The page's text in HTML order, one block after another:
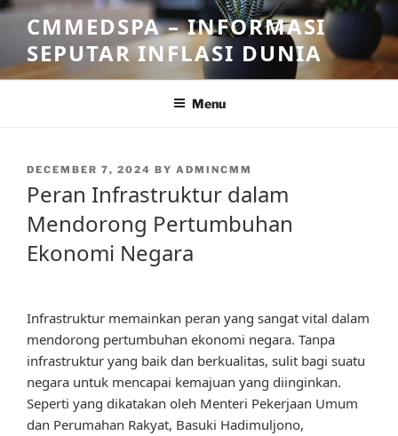
Skip
content
CMMEDSPA – INFORMASI
SEPUTAR INFLASI DUNIA
Menu
POSTED
DECEMBER 7, 2024 BY ADMINCMM
Peran Infrastruktur dalam
Mendorong Pertumbuhan
Ekonomi Negara
Infrastruktur memainkan peran yang sangat vital dalam
mendorong pertumbuhan ekonomi negara. Tanpa
infrastruktur yang baik dan berkualitas, sulit bagi suatu
negara untuk mencapai kemajuan yang diinginkan.
Seperti yang dikatakan oleh Menteri Pekerjaan Umum
dan Perumahan Rakyat, Basuki Hadimuljono,